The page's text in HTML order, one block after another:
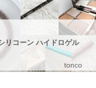
リコーン ハイドロゲル
tonco